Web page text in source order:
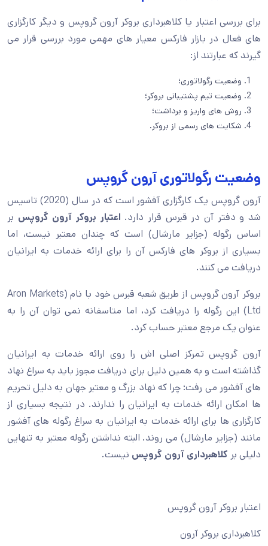
برای بررسی اعتبار یا کلاهبرداری بروکر آرون گروپس و دیگر کارگزاری
های فعال در بازار فارکس معیار های مهمی مورد بررسی قرار می‌
گیرند که عبارتند از:
وضعیت رگولاتوری؛
وضعیت تیم پشتیبانی بروکر؛
روش‌ های واریز و برداشت؛
شکایت‌ های رسمی از بروکر.
وضعیت رگولاتوری آرون گروپس
آرون گروپس یک کارگزاری آفشور است که در سال (2020) تاسیس
شد و دفتر آن در قبرس قرار دارد. اعتبار بروکر آرون گروپس بر
اساس رگوله (جزایر مارشال) است که چندان معتبر نیست، اما
بسیاری از بروکر های فارکس آن را برای ارائه خدمات به ایرانیان
دریافت می کنند.
بروکر آرون گروپس از طریق شعبه قبرس خود با نام (Aron Markets
Ltd) این رگوله را دریافت کرد، اما متاسفانه نمی توان آن را به
عنوان یک مرجع معتبر حساب کرد.
آرون گروپس تمرکز اصلی اش را روی ارائه خدمات به ایرانیان
گذاشته است و به همین دلیل برای دریافت مجوز باید به سراغ نهاد
های آفشور می رفت؛ چرا که نهاد بزرگ و معتبر جهان به دلیل تحریم
ها امکان ارائه خدمات به ایرانیان را ندارند. در نتیجه بسیاری از
کارگزاری ها برای ارائه خدمات به ایرانیان به سراغ رگوله های آفشور
مانند (جزایر مارشال) می روند. البته نداشتن رگوله معتبر به تنهایی
دلیلی بر کلاهبرداری آرون گروپس نیست.
اعتبار بروکر آرون گروپس
کلاهبرداری بروکر آرون